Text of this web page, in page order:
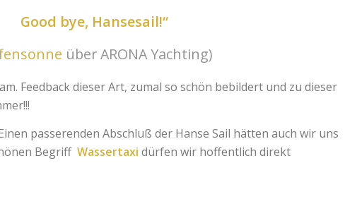
Good bye, Hansesail!“
über ARONA Yachting)
Feedback dieser Art, zumal so schön bebildert und zu dieser
passerenden Abschluß der Hanse Sail hätten auch wir uns
Begriff Wassertaxi dürfen wir hoffentlich direkt